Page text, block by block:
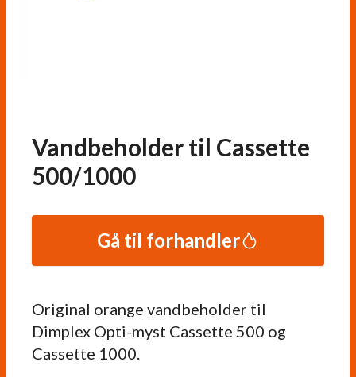
Vandbeholder til Cassette
500/1000
Original orange vandbeholder til
Dimplex Opti-myst Cassette 500 og
Cassette 1000.
Gå til forhandler